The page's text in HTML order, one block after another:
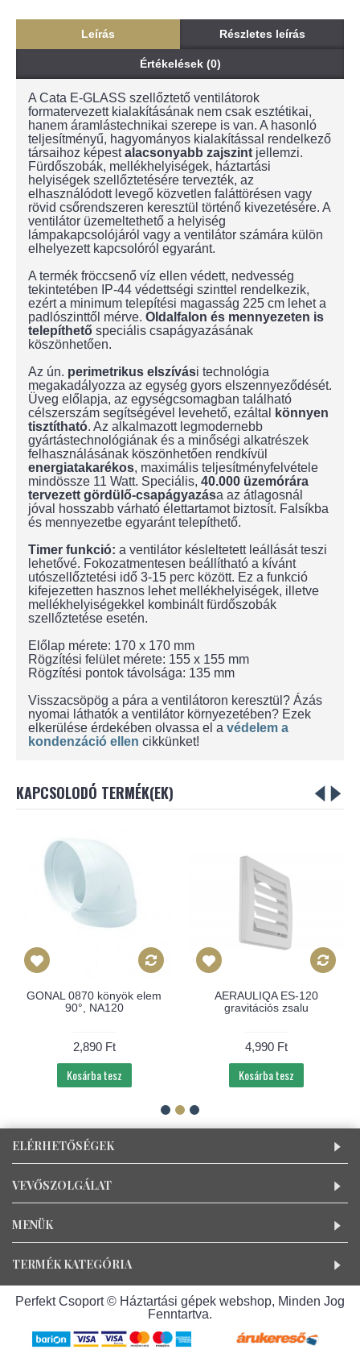
Leírás Részletes leírás
Értékelések (0)
A Cata E-GLASS szellőztető ventilátorok
formatervezett kialakításának nem csak esztétikai,
hanem áramlástechnikai szerepe is van. A hasonló
teljesítményű, hagyományos kialakítással rendelkező
társaihoz képestalacsonyabb zajszint jellemzi.
Fürdőszobák, mellékhelyiségek, háztartási
helyiségek szellőztetésére tervezték, az
elhasználódott levegő közvetlen faláttörésen vagy
rövid csőrendszeren keresztül történő kivezetésére. A
ventilátor üzemeltethető a helyiség
lámpakapcsolójáról vagy a ventilátor számára külön
elhelyezett kapcsolóról egyaránt.
A termék fröccsenő víz ellen védett, nedvesség
tekintetében IP-44 védettségi szinttel rendelkezik,
ezért a minimum telepítési magasság 225 cm lehet a
padlószinttől mérve. Oldalfalon és mennyezeten is
telepíthető speciális csapágyazásának
köszönhetően.
Az ún. perimetrikus elszívási technológia
megakadályozza az egység gyors elszennyeződését.
Üveg előlapja, az egységcsomagban található
célszerszám segítségével levehető, ezáltal
könnyen
tisztítható. Az alkalmazott legmodernebb
gyártástechnológiának és a minőségi alkatrészek
felhasználásának köszönhetően rendkívül
energiatakarékos, maximális teljesítményfelvétele
mindössze 11 Watt. Speciális, 40.000 üzemórára
tervezett gördülő-csapágyazása az átlagosnál
jóval hosszabb várható élettartamot biztosít. Falsíkba
és mennyezetbe egyaránt telepíthető.
Timer funkció: a ventilátor késleltetett leállását teszi
lehetővé. Fokozatmentesen beállítható a kívánt
utószellőztetési idő 3-15 perc között. Ez a funkció
kifejezetten hasznos lehet mellékhelyiségek, illetve
mellékhelyiségekkel kombinált fürdőszobák
szellőztetése esetén.
Előlap mérete: 170 x 170 mm
Rögzítési felület mérete: 155 x 155 mm
Rögzítési pontok távolsága: 135 mm
Visszacsöpög a pára a ventilátoron keresztül? Ázás
nyomai láthatók a ventilátor környezetében? Ezek
elkerülése érdekében olvassa el a védelem a
kondenzáció ellen cikkünket!
KAPCSOLODÓ TERMÉK(EK)
GONAL 0870 könyök elem
90°, NA120
2,890 Ft
Kosárba tesz
AERAULIQA ES-120
gravitációs zsalu
4,990 Ft
Kosárba tesz
ELÉRHETŐSÉGEK
VEVŐSZOLGÁLAT
MENÜK
TERMÉK KATEGÓRIA
Perfekt Csoport © Háztartási gépek webshop, Minden Jog
Fenntartva.